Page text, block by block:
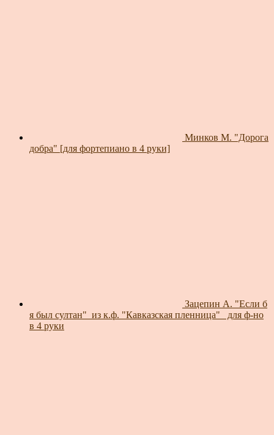
Минков М. "Дорога
добра" [для фортепиано в 4 руки]
Зацепин А. "Если б
я был султан"_из к.ф. "Кавказская пленница"_ для ф-но
в 4 руки